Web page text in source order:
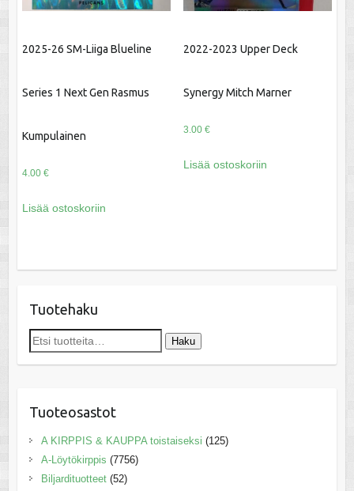
2025-26 SM-Liiga Blueline
Series 1 Next Gen Rasmus
Kumpulainen
4.00 €
Lisää ostoskoriin
2022-2023 Upper Deck
Synergy Mitch Marner
3.00 €
Lisää ostoskoriin
Tuotehaku
Etsi: Haku
Tuoteosastot
A KIRPPIS & KAUPPA toistaiseksi (125)
A-Löytökirppis (7756)
Biljardituotteet (52)